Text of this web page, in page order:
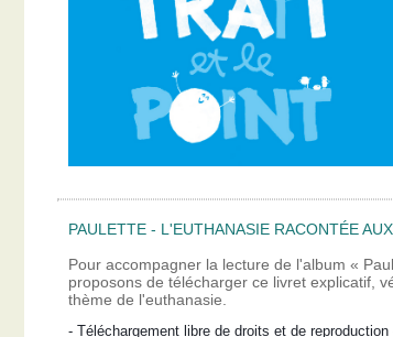
PAULETTE - L'EUTHANASIE RACONTÉE
Pour accompagner la lecture de l'album «
proposons de télécharger ce livret explicatif,
thème de l'euthanasie.
- Téléchargement libre de droits et de reproduction